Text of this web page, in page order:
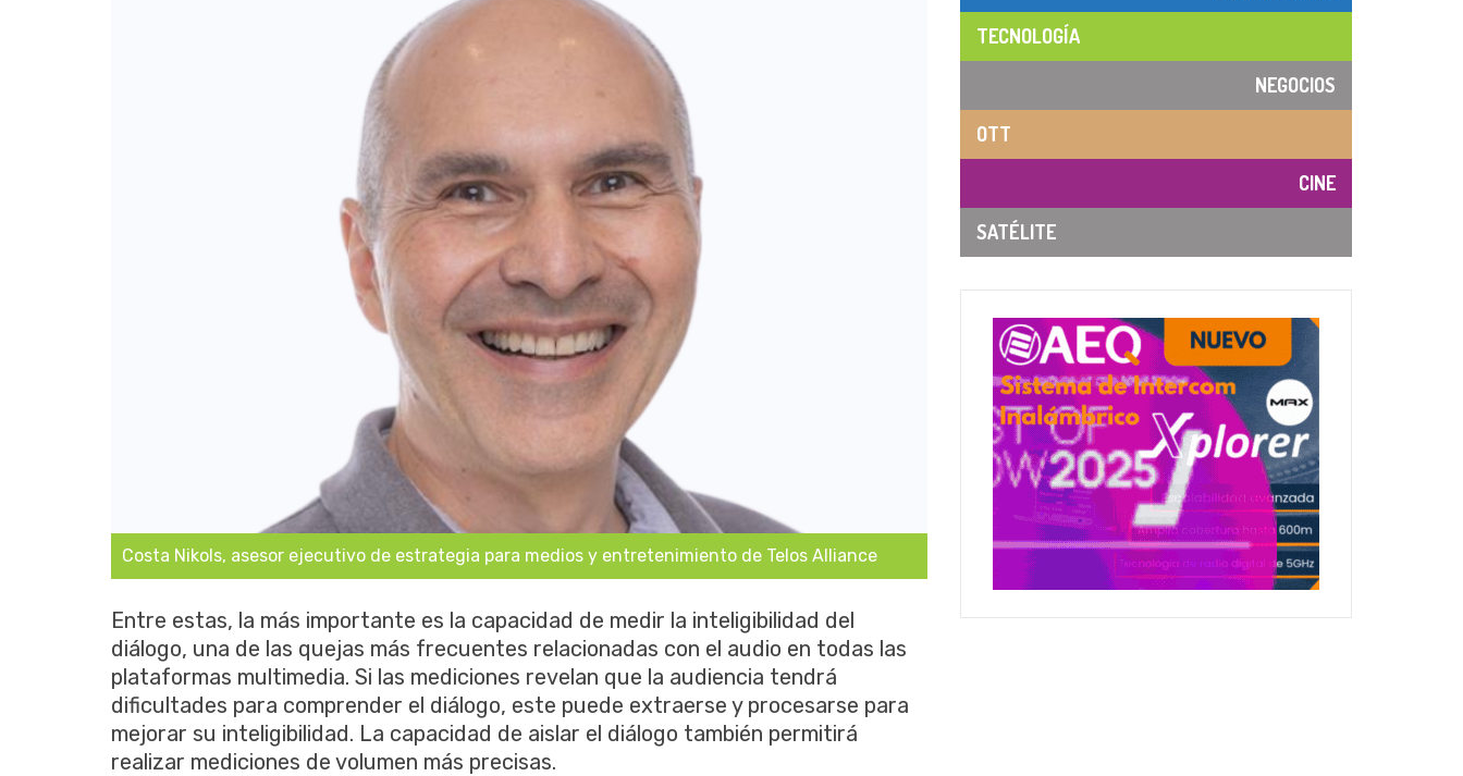
Costa Nikols, asesor ejecutivo de estrategia para medios y entretenimiento de Telos Alliance
Entre estas, la más importante es la capacidad de medir la inteligibilidad del
diálogo, una de las quejas más frecuentes relacionadas con el audio en todas las
plataformas multimedia. Si las mediciones revelan que la audiencia tendrá
dificultades para comprender el diálogo, este puede extraerse y procesarse para
mejorar su inteligibilidad. La capacidad de aislar el diálogo también permitirá
realizar mediciones de volumen más precisas.
TECNOLOGÍA
NEGOCIOS
OTT
CINE
SATÉLITE